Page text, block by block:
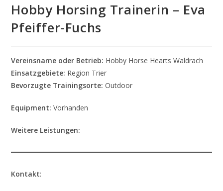
Hobby Horsing Trainerin – Eva
Pfeiffer-Fuchs
Vereinsname oder Betrieb: Hobby Horse Hearts Waldrach
Einsatzgebiete: Region Trier
Bevorzugte Trainingsorte: Outdoor
Equipment: Vorhanden
Weitere Leistungen:
Kontakt: